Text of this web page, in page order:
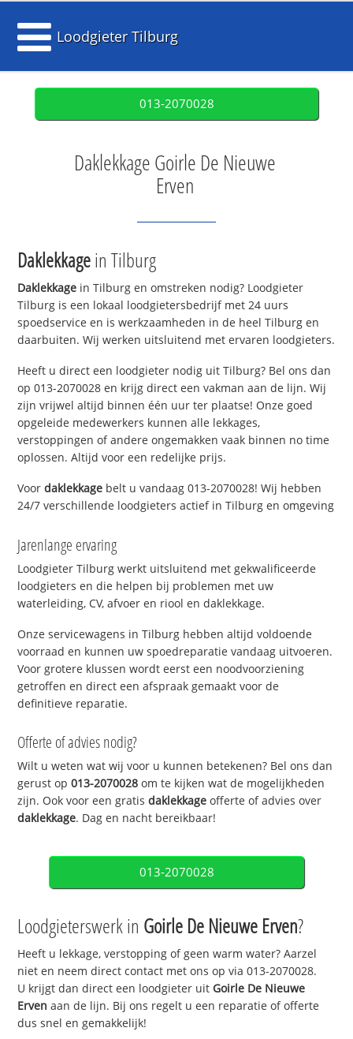
Loodgieter Tilburg
013-2070028
Daklekkage Goirle De Nieuwe
Erven
Daklekkagein Tilburg
Daklekkage in Tilburg en omstreken nodig? Loodgieter
Tilburg is een lokaal loodgietersbedrijf met 24 uurs
spoedservice en is werkzaamheden in de heel Tilburg en
daarbuiten. Wij werken uitsluitend met ervaren loodgieters.
Heeft u direct een loodgieter nodig uit Tilburg? Bel ons dan
op 013-2070028 en krijg direct een vakman aan de lijn. Wij
zijn vrijwel altijd binnen één uur ter plaatse! Onze goed
opgeleide medewerkers kunnen alle lekkages,
verstoppingen of andere ongemakken vaak binnen no time
oplossen. Altijd voor een redelijke prijs.
Voordaklekkage belt u vandaag 013-2070028! Wij hebben
24/7 verschillende loodgieters actief in Tilburg en omgeving
Jarenlange ervaring
Loodgieter Tilburg werkt uitsluitend met gekwalificeerde
loodgieters en die helpen bij problemen met uw
waterleiding, CV, afvoer en riool en daklekkage.
Onze servicewagens in Tilburg hebben altijd voldoende
voorraad en kunnen uw spoedreparatie vandaag uitvoeren.
Voor grotere klussen wordt eerst een noodvoorziening
getroffen en direct een afspraak gemaakt voor de
definitieve reparatie.
Offerte of advies nodig?
Wilt u weten wat wij voor u kunnen betekenen? Bel ons dan
gerust op013-2070028 om te kijken wat de mogelijkheden
zijn. Ook voor een gratisdaklekkage offerte of advies over
daklekkage. Dag en nacht bereikbaar!
013-2070028
Loodgieterswerk in Goirle De Nieuwe Erven?
Heeft u lekkage, verstopping of geen warm water? Aarzel
niet en neem direct contact met ons op via 013-2070028.
U krijgt dan direct een loodgieter uit Goirle De Nieuwe
Erven aan de lijn. Bij ons regelt u een reparatie of offerte
dus snel en gemakkelijk!